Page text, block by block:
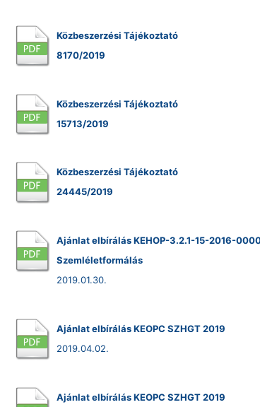
Közbeszerzési Tájékoztató
8170/2019
Közbeszerzési Tájékoztató
15713/2019
Közbeszerzési Tájékoztató
24445/2019
Ajánlat elbírálás KEHOP-3.2.1-15-2016-
Szemléletformálás
2019.01.30.
Ajánlat elbírálás KEOPC SZHGT 2019
2019.04.02.
Ajánlat elbírálás KEOPC SZHGT 2019